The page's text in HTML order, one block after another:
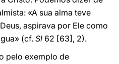
«A sua alma teve
aspirava por Ele como
(cf. Sl 62 [63], 2).
pelo exemplo de